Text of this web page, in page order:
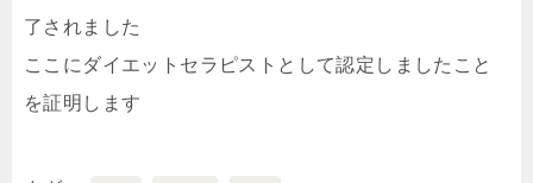
了されました
ここにダイエットセラピストとして認定しましたこと
を証明します